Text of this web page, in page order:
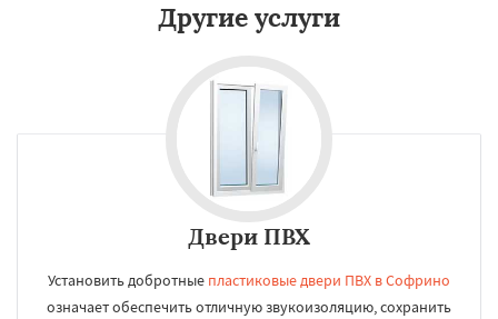
Другие услуги
Двери ПВХ
Установить добротные пластиковые двери ПВХ в Софрино
означает обеспечить отличную звукоизоляцию, сохранить